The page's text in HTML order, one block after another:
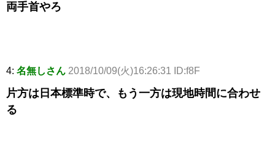
両手首やろ
4: 名無しさん 2018/10/09(火)16:26:31 ID:f8F
片方は日本標準時で、もう一方は現地時間に合わせ
る